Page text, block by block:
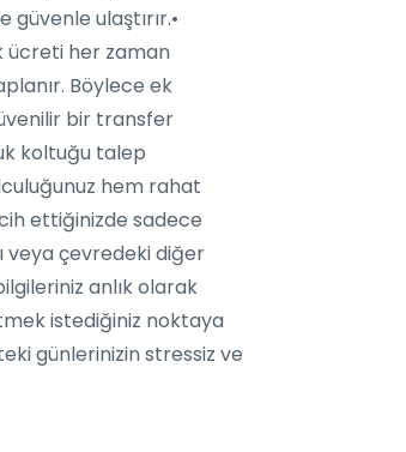
ulaştırır.•
ücreti her zaman
Böylece ek
bir transfer
koltuğu talep
hem rahat
ettiğinizde sadece
veya çevredeki diğer
anlık olarak
istediğiniz noktaya
günlerinizin stressiz ve